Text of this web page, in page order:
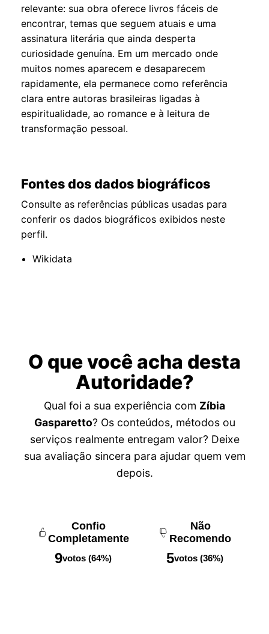
relevante: sua obra oferece livros fáceis de
encontrar, temas que seguem atuais e uma
assinatura literária que ainda desperta
curiosidade genuína. Em um mercado onde
muitos nomes aparecem e desaparecem
rapidamente, ela permanece como referência
clara entre autoras brasileiras ligadas à
espiritualidade, ao romance e à leitura de
transformação pessoal.
Fontes dos dados biográficos
Consulte as referências públicas usadas para
conferir os dados biográficos exibidos neste
perfil.
Wikidata
O que você acha desta
Autoridade?
Qual foi a sua experiência com Zíbia
Gasparetto? Os conteúdos, métodos ou
serviços realmente entregam valor? Deixe
sua avaliação sincera para ajudar quem vem
depois.
Confio
Completamente
9votos (64%)
Não
Recomendo
5votos (36%)